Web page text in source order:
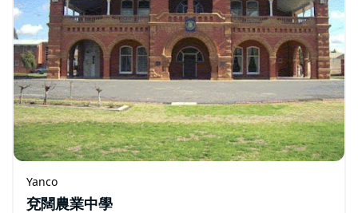
Yanco
兗闊農業中學